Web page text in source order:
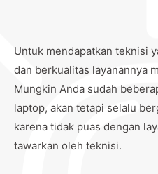
Untuk mendapatkan teknisi
dan berkualitas layanannya
Mungkin Anda sudah
laptop, akan tetapi selalu
karena tidak puas dengan
tawarkan oleh teknisi.